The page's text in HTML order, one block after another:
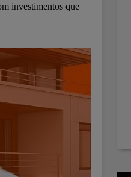
investimentos que